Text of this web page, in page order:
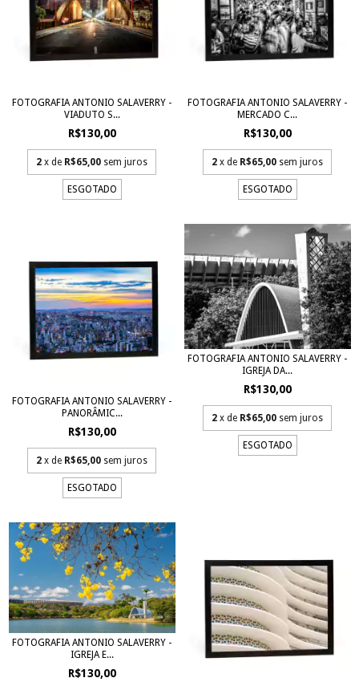
FOTOGRAFIA ANTONIO SALAVERRY -
VIADUTO S...
R$130,00
2 x de R$65,00 sem juros
ESGOTADO
FOTOGRAFIA ANTONIO SALAVERRY -
MERCADO C...
R$130,00
2 x de R$65,00 sem juros
ESGOTADO
FOTOGRAFIA ANTONIO SALAVERRY -
PANORÂMIC...
R$130,00
2 x de R$65,00 sem juros
ESGOTADO
FOTOGRAFIA ANTONIO SALAVERRY -
IGREJA DA...
R$130,00
2 x de R$65,00 sem juros
ESGOTADO
FOTOGRAFIA ANTONIO SALAVERRY -
IGREJA E...
R$130,00